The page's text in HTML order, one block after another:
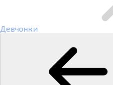
Девчонки